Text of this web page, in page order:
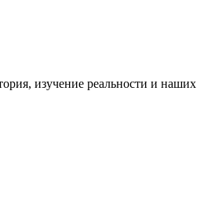
изучение реальности и наших